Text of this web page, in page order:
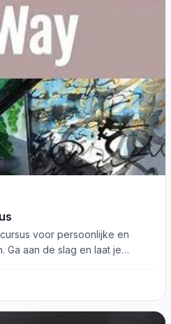
voor persoonlijke en
Ga aan de slag en laat je